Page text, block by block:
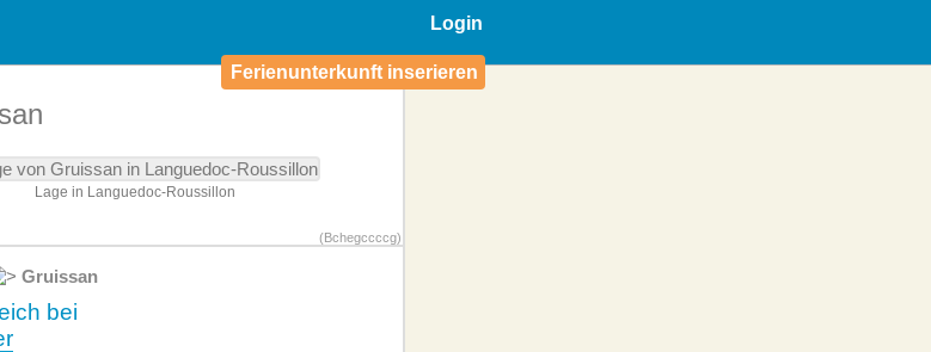
Login
Ferienunterkunft inserieren
Lage in Languedoc-Roussillon
(Bchegccccg)
Gruissan
bei